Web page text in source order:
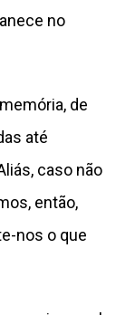
no
de
até
caso não
então,
nos o que